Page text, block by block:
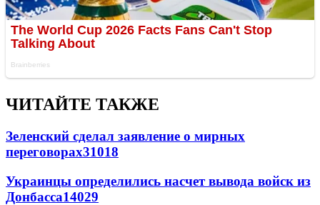
ЧИТАЙТЕ ТАКЖЕ
Зеленский сделал заявление о мирных
переговорах31018
Украинцы определились насчет вывода войск из
Донбасса14029